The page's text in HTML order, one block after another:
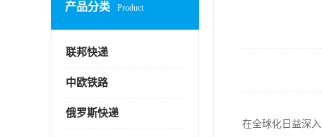
产品分类 Product
联邦快递
中欧铁路
俄罗斯快递
在全球化日益深